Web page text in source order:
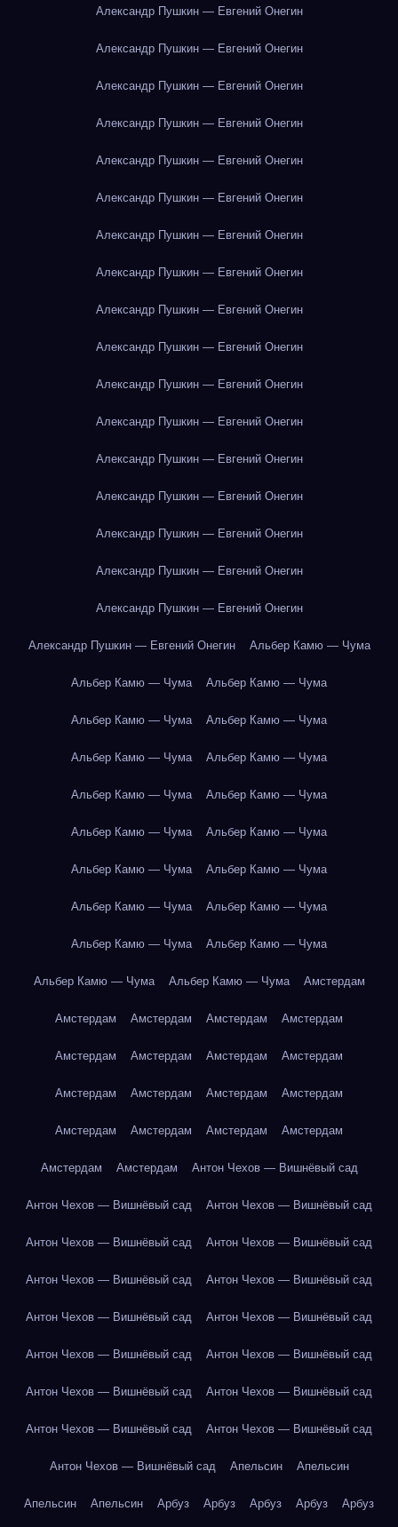
Александр Пушкин — Евгений Онегин
Александр Пушкин — Евгений Онегин
Александр Пушкин — Евгений Онегин
Александр Пушкин — Евгений Онегин
Александр Пушкин — Евгений Онегин
Александр Пушкин — Евгений Онегин
Александр Пушкин — Евгений Онегин
Александр Пушкин — Евгений Онегин
Александр Пушкин — Евгений Онегин
Александр Пушкин — Евгений Онегин
Александр Пушкин — Евгений Онегин
Александр Пушкин — Евгений Онегин
Александр Пушкин — Евгений Онегин
Александр Пушкин — Евгений Онегин
Александр Пушкин — Евгений Онегин
Александр Пушкин — Евгений Онегин
Александр Пушкин — Евгений Онегин
Александр Пушкин — Евгений Онегин Альбер Камю — Чума
Альбер Камю — Чума Альбер Камю — Чума
Альбер Камю — Чума Альбер Камю — Чума
Альбер Камю — Чума Альбер Камю — Чума
Альбер Камю — Чума Альбер Камю — Чума
Альбер Камю — Чума Альбер Камю — Чума
Альбер Камю — Чума Альбер Камю — Чума
Альбер Камю — Чума Альбер Камю — Чума
Альбер Камю — Чума Альбер Камю — Чума
Альбер Камю — Чума Альбер Камю — Чума Амстердам
Амстердам Амстердам Амстердам Амстердам
Амстердам Амстердам Амстердам Амстердам
Амстердам Амстердам Амстердам Амстердам
Амстердам Амстердам Амстердам Амстердам
Амстердам Амстердам Антон Чехов — Вишнёвый сад
Антон Чехов — Вишнёвый сад Антон Чехов — Вишнёвый сад
Антон Чехов — Вишнёвый сад Антон Чехов — Вишнёвый сад
Антон Чехов — Вишнёвый сад Антон Чехов — Вишнёвый сад
Антон Чехов — Вишнёвый сад Антон Чехов — Вишнёвый сад
Антон Чехов — Вишнёвый сад Антон Чехов — Вишнёвый сад
Антон Чехов — Вишнёвый сад Антон Чехов — Вишнёвый сад
Антон Чехов — Вишнёвый сад Антон Чехов — Вишнёвый сад
Антон Чехов — Вишнёвый сад Апельсин Апельсин
Апельсин Апельсин Арбуз Арбуз Арбуз Арбуз Арбуз